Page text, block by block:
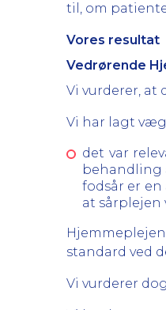
til, om
Vores resultat
Vedrørende
Vi vurderer,
Vi har lagt
det var
behandling
fodsår er
at sårplejen
standard ved
Vi vurderer